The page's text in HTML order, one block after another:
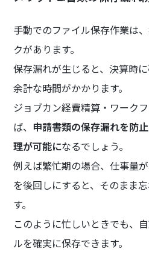
手動でのファイル保存作業は
クがあります。
保存漏れが生じると、決算時
余計な時間がかかります。
ジョブカン経費精算・ワーク
ば、 申請書類の保存漏れを防
理が可能になるでしょう。
例えば繁忙期の場合、仕事量
を後回しにすると、そのまま
す。
このように忙しいときでも、
ルを確実に保存できます。